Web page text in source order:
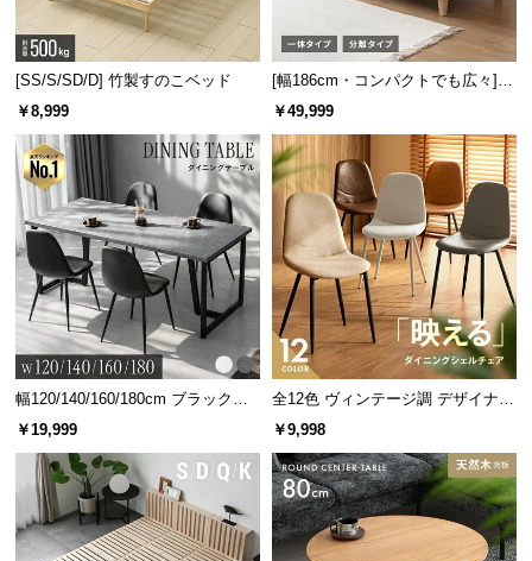
[SS/S/SD/D] 竹製すのこベッド
￥8,999
[幅186cm・コンパクトでも広々] 3
人掛けソファベッド リクライニン
￥49,999
幅120/140/160/180cm ブラックフ
レーム ダイニング 大理石調 4人掛
￥19,999
全12色 ヴィンテージ調 デザイナー
ズシェルチェア
￥9,998